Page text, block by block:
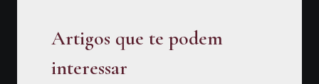
Artigos que te podem
interessar